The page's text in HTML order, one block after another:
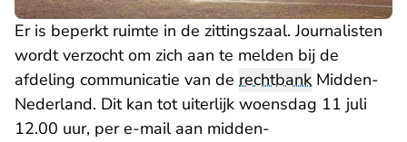
Er is beperkt ruimte in de zittingszaal. Journalisten
wordt verzocht om zich aan te melden bij de
afdeling communicatie van de rechtbank Midden-
Nederland. Dit kan tot uiterlijk woensdag 11 juli
12.00 uur, per e-mail aan midden-